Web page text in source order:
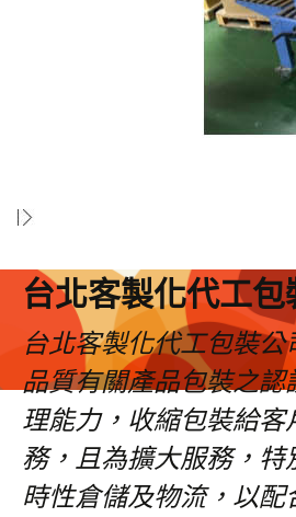
台北客製化代工包
台北客製化代工包裝公
品質有關產品包裝之認
理能力，收縮包裝給客
務，且為擴大服務，特
時性倉儲及物流，以